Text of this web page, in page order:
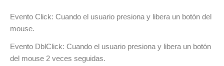
Evento Click: Cuando el usuario presiona y libera un botón del
mouse.
Evento DblClick: Cuando el usuario presiona y libera un botón
del mouse 2 veces seguidas.